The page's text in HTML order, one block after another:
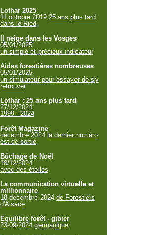
Lothar 2025
11 octobre 2019 25 ans plus tard
dans le Ried
Il neige dans les Vosges
05/01/2025
un simple et précieux indicateur
Aides forestières nombreuses
05/01/2025
un simulateur pour essayer de s'y
retrouver
Lothar : 25 ans plus tard
27/12/2024
1999 - 2024
Forêt Magazine
décembre 2024 le dernier numéro
est de sortie
Bûchage de Noël
18/12/2024
avec des étoiles
La communication virtuelle et
millionnaire
18 décembre 2024 de Forestiers
d'Alsace
Equilibre forêt - gibier
23-09-2024 germanique